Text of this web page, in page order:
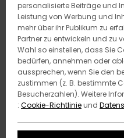
personalisierte Beiträge und
Leistung von Werbung und
mehr über ihr Publikum zu
Partner zu entwickeln und zu
Wahl so einstellen, dass Sie
bedürfen, annehmen oder
aussprechen, wenn Sie den
zustimmen (z. B. bestimmte
Besucherzahlen). Weitere
: Cookie-Richtlinieund